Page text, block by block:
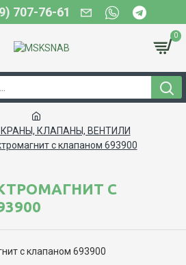
707-76-61
0
КЛАПАНЫ, ВЕНТИЛИ
с клапаном 693900
С